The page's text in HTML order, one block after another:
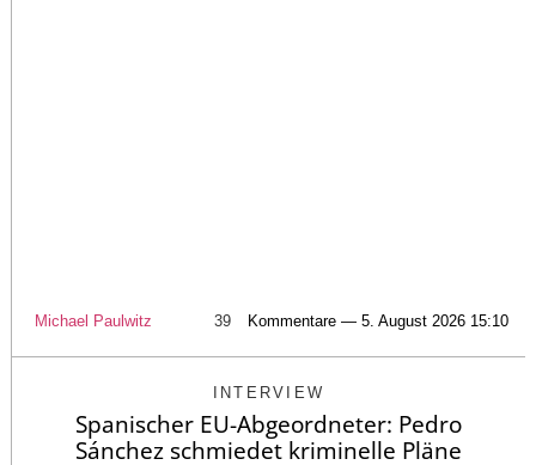
Michael Paulwitz 39 Kommentare — 5. August 2026 15:10
INTERVIEW
Spanischer EU-Abgeordneter: Pedro
Sánchez schmiedet kriminelle Pläne